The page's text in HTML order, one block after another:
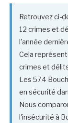
Retrouvez ci-
12 crimes et
l'année
Cela
crimes et
Les 574
en sécurité
Nous
l'insécurité à